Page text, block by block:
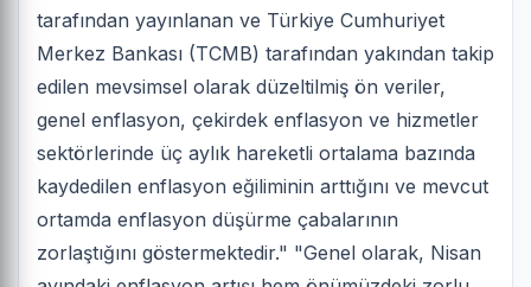
tarafından yayınlanan ve Türkiye Cumhuriyet
Merkez Bankası (TCMB) tarafından yakından takip
edilen mevsimsel olarak düzeltilmiş ön veriler,
genel enflasyon, çekirdek enflasyon ve hizmetler
sektörlerinde üç aylık hareketli ortalama bazında
kaydedilen enflasyon eğiliminin arttığını ve mevcut
ortamda enflasyon düşürme çabalarının
zorlaştığını göstermektedir." "Genel olarak, Nisan